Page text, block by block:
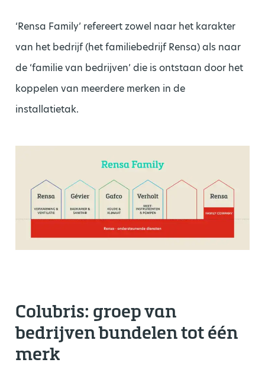
‘Rensa Family’ refereert zowel naar het karakter
van het bedrijf (het familiebedrijf Rensa) als naar
de ‘familie van bedrijven’ die is ontstaan door het
koppelen van meerdere merken in de
installatietak.
Colubris: groep van
bedrijven bundelen tot één
merk